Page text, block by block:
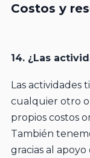
Costos y
14. ¿Las
Las actividades
cualquier otro
propios costos
También
gracias al